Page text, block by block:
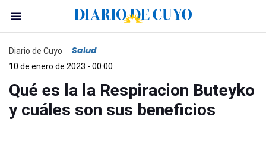
Diario de Cuyo Salud
10 de enero de 2023 - 00:00
Qué es la la Respiracion Buteyko
y cuáles son sus beneficios